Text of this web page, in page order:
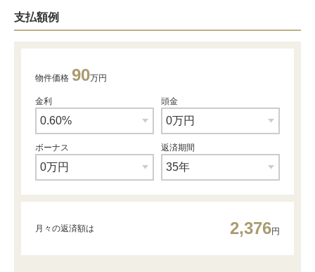
支払額例
物件価格 90万円
金利 頭金
ボーナス 返済期間
月々の返済額は 2,376円